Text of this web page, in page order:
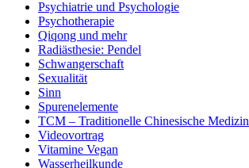
Psychiatrie und Psychologie
Psychotherapie
Qiqong und mehr
Radiästhesie: Pendel
Schwangerschaft
Sexualität
Sinn
Spurenelemente
TCM – Traditionelle Chinesische Medizin
Videovortrag
Vitamine Vegan
Wasserheilkunde